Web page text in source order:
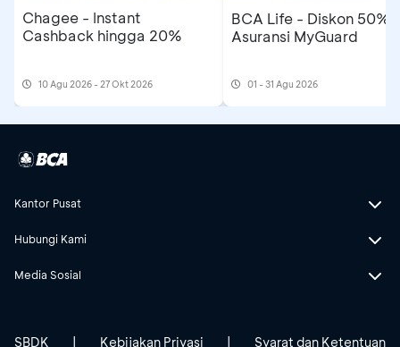
Chagee - Instant
Cashback hingga 20%
10 Agu 2026 - 27 Okt 2026
BCA Life - Diskon 50%
Asuransi MyGuard
01 - 31 Agu 2026
Kantor Pusat
Hubungi Kami
Media Sosial
SBDK | Kebijakan Privasi | Syarat dan Ketentuan